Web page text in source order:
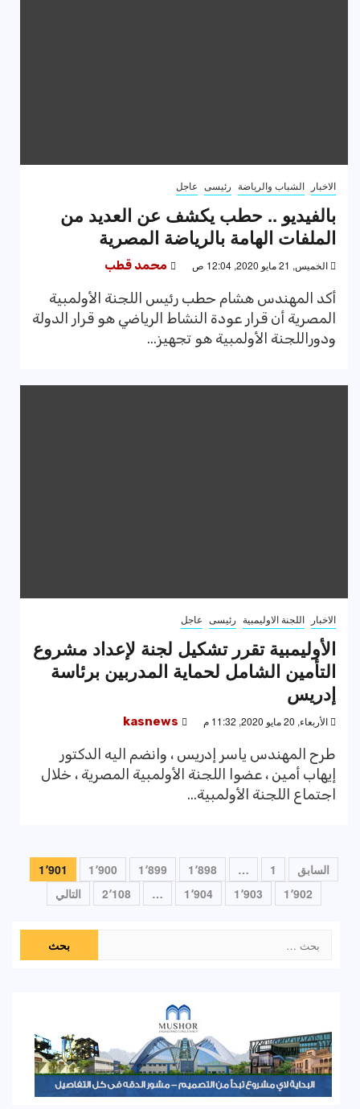
الاخبار الشباب والرياضة رئيسى عاجل
بالفيديو .. حطب يكشف عن العديد من
الملفات الهامة بالرياضة المصرية
الخميس, 21 مايو 2020, 12:04 ص محمد قطب
أكد المهندس هشام حطب رئيس اللجنة الأولمبية
المصرية أن قرار عودة النشاط الرياضي هو قرار الدولة
ودوراللجنة الأولمبية هو تجهيز...
الاخبار اللجنة الاوليمبية رئيسى عاجل
الأوليمبية تقرر تشكيل لجنة لإعداد مشروع
التأمين الشامل لحماية المدربين برئاسة
إدريس
الأربعاء, 20 مايو 2020, 11:32 م kasnews
طرح المهندس ياسر إدريس ، وانضم اليه الدكتور
إيهاب أمين ، عضوا اللجنة الأولمبية المصرية ، خلال
اجتماع اللجنة الأولمبية...
تعدد
صفحات
السابق 1
… 1٬898 1٬899 1٬900
1٬901
1٬902
1٬903 1٬904 … 2٬108 التالي
عن: